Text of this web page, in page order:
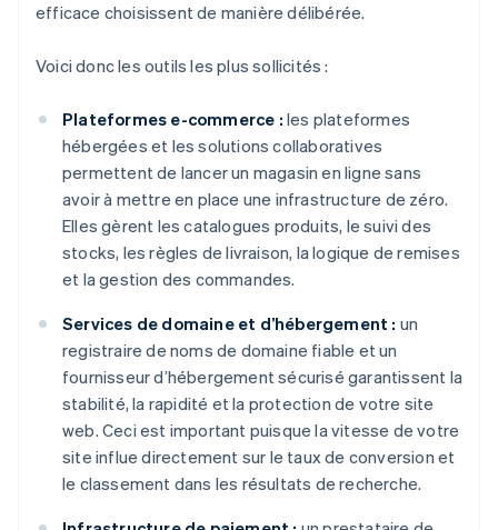
efficace choisissent de manière délibérée.
Voici donc les outils les plus sollicités :
Plateformes e-commerce : les plateformes
hébergées et les solutions collaboratives
permettent de lancer un magasin en ligne sans
avoir à mettre en place une infrastructure de zéro.
Elles gèrent les catalogues produits, le suivi des
stocks, les règles de livraison, la logique de remises
et la gestion des commandes.
Services de domaine et d’hébergement : un
registraire de noms de domaine fiable et un
fournisseur d’hébergement sécurisé garantissent la
stabilité, la rapidité et la protection de votre site
web. Ceci est important puisque la vitesse de votre
site influe directement sur le taux de conversion et
le classement dans les résultats de recherche.